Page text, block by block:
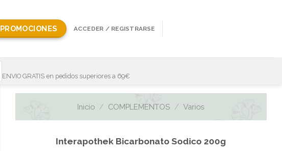
PROMOCIONES ACCEDER / REGISTRARSE
ENVIO GRATIS en pedidos superiores a 69€
Inicio / COMPLEMENTOS / Varios
Interapothek Bicarbonato Sodico 200g